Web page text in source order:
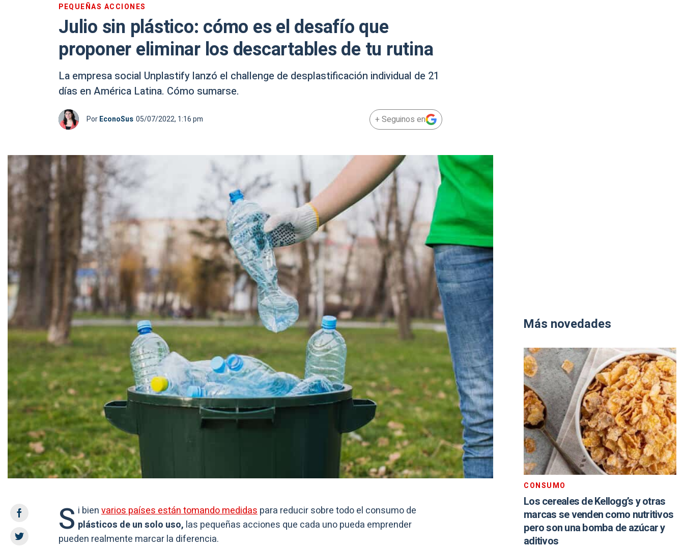
PEQUEÑAS ACCIONES
Julio sin plástico: cómo es el desafío que
proponer eliminar los descartables de tu rutina
La empresa social Unplastify lanzó el challenge de desplastificación individual de 21
días en América Latina. Cómo sumarse.
PorEconoSus 05/07/2022, 1:16 pm + Seguinos en
S i bienvarios países están tomando medidaspara reducir sobre todo el consumo de
plásticos de un solo uso, las pequeñas acciones que cada uno pueda emprender
pueden realmente marcar la diferencia.
Más novedades
CONSUMO
Los cereales de Kellogg’s y otras
marcas se venden como nutritivos
pero son una bomba de azúcar y
aditivos